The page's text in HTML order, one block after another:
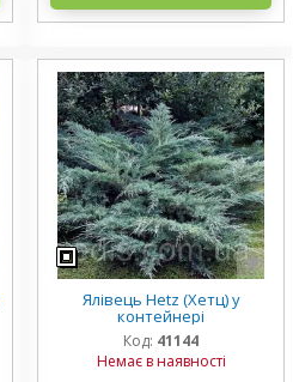
Ялівець Hetz (Хетц) у
контейнері
Код: 41144
Немає в наявності